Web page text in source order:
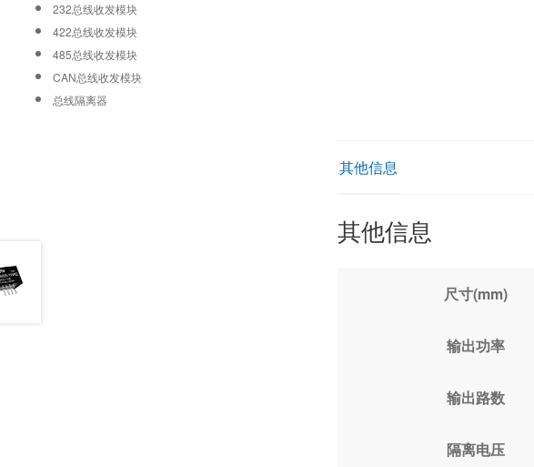
其他信息
其他信息
尺寸(mm)
输出功率
输出路数
隔离电压
232总线收发模块
422总线收发模块
485总线收发模块
CAN总线收发模块
总线隔离器